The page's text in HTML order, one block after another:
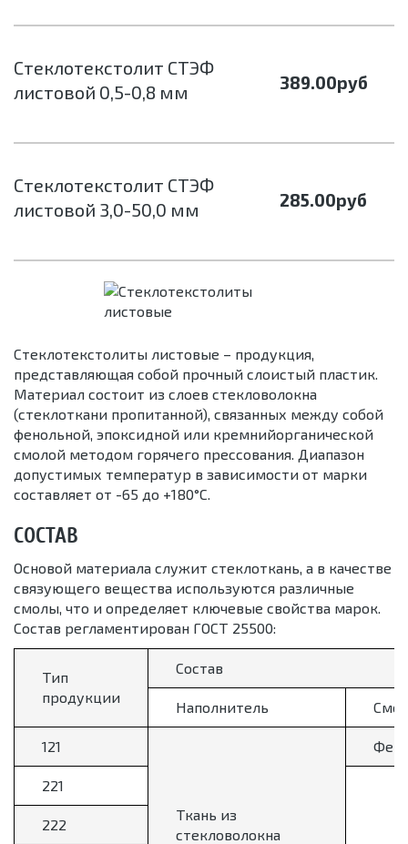
Стеклотекстолит СТЭФ
листовой 0,5-0,8 мм
389.00руб
Стеклотекстолит СТЭФ
листовой 3,0-50,0 мм
285.00руб
Стеклотекстолиты листовые – продукция,
представляющая собой прочный слоистый пластик.
Материал состоит из слоев стекловолокна
(стеклоткани пропитанной), связанных между собой
фенольной, эпоксидной или кремнийорганической
смолой методом горячего прессования. Диапазон
допустимых температур в зависимости от марки
составляет от -65 до +180°С.
СОСТАВ
Основой материала служит стеклоткань, а в качестве
связующего вещества используются различные
смолы, что и определяет ключевые свойства марок.
Состав регламентирован ГОСТ 25500:
Тип
продукции
Состав
Наполнитель
121
Ткань из
стекловолокна
221
222